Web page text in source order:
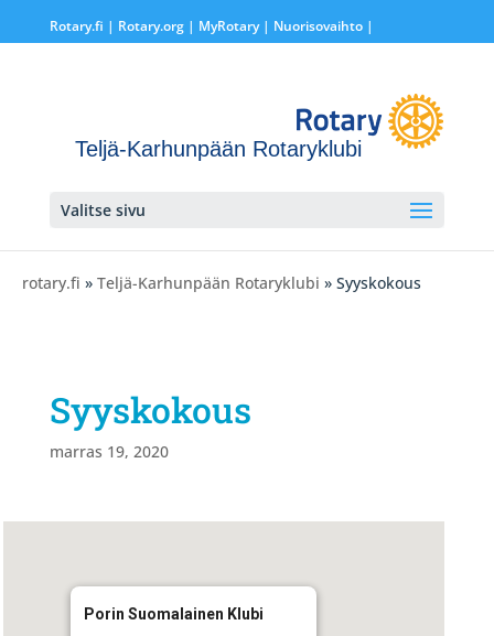
Rotary.fi | Rotary.org| MyRotary | Nuorisovaihto|
Teljä-Karhunpään Rotaryklubi
Valitse sivu
rotary.fi » Teljä-Karhunpään Rotaryklubi » Syyskokous
Syyskokous
marras 19, 2020
Porin Suomalainen Klubi